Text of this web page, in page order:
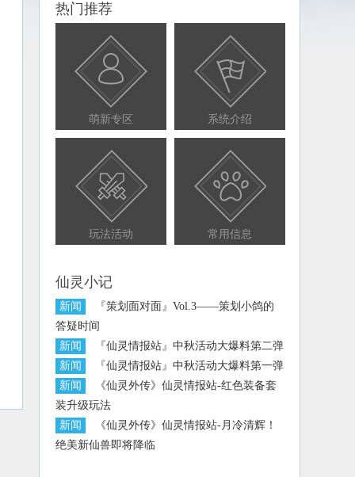
热门推荐
萌新专区 系统介绍
玩法活动 常用信息
仙灵小记
新闻
『策划面对面』Vol.3——策划小鸽的
答疑时间
新闻
『仙灵情报站』中秋活动大爆料第二弹
新闻
『仙灵情报站』中秋活动大爆料第一弹
新闻
《仙灵外传》仙灵情报站-红色装备套
装升级玩法
新闻
《仙灵外传》仙灵情报站-月冷清辉！
绝美新仙兽即将降临